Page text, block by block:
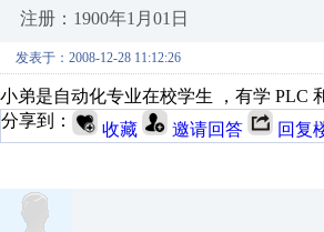
注册：1900年1月01日
发表于：2008-12-28 11:12:26
小弟是自动化专业在校学生 ，有学 PLC
分享到：
收藏 邀请回答 回复